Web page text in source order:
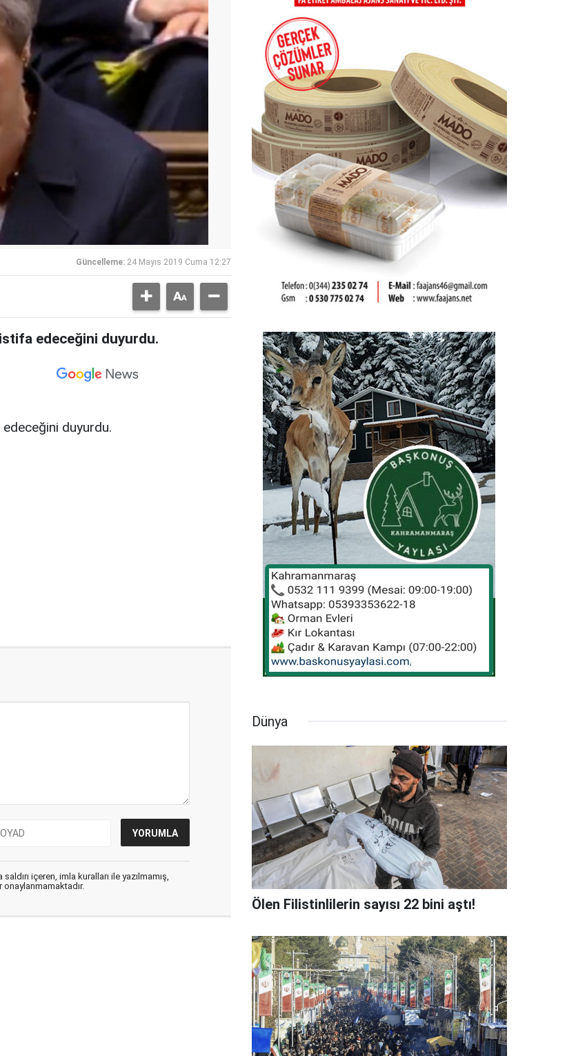
Güncelleme: 24 Mayıs 2019 Cuma 12:27
edeceğini duyurdu.
duyurdu.
içeren, imla kuralları ile yazılmamış,
onaylanmamaktadır.
Dünya
Ölen Filistinlilerin sayısı 22 bini aştı!